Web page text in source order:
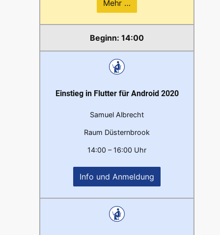
Mehr …
14:00
Einstieg in Flutter für Android 2020
Samuel Albrecht
Raum Düsternbrook
14:00 – 16:00 Uhr
Info und Anmeldung